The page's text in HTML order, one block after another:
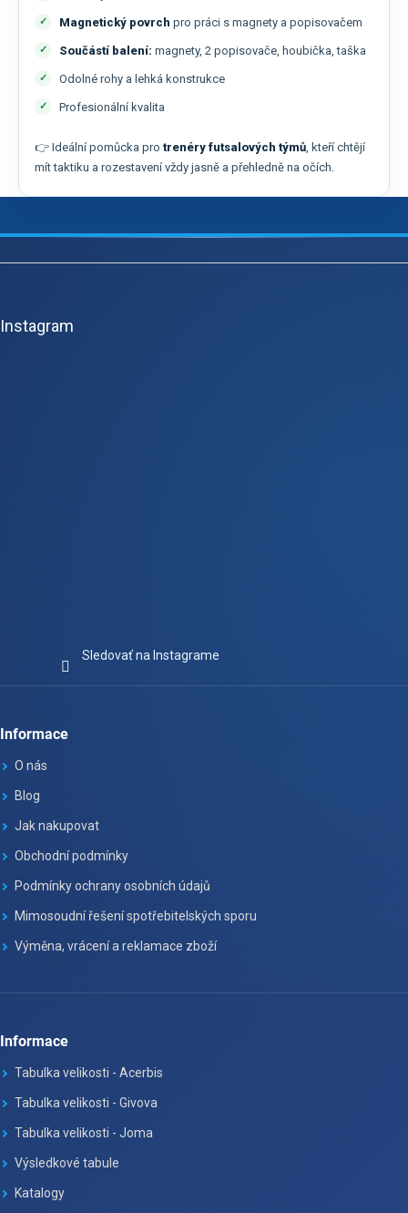
Magnetický povrch pro práci s magnety a popisovačem
Součástí balení: magnety, 2 popisovače, houbička, taška
Odolné rohy a lehká konstrukce
Profesionální kvalita
👉 Ideální pomůcka pro trenéry futsalových týmů , kteří chtějí
mít taktiku a rozestavení vždy jasně a přehledně na očích.
Z
Instagram
Sledovať na Instagrame
Informace
O nás
Blog
Jak nakupovat
Obchodní podmínky
Podmínky ochrany osobních údajů
Mimosoudní řešení spotřebitelských sporu
Výměna, vrácení a reklamace zboží
Informace
Tabulka velikosti - Acerbis
Tabulka velikosti - Givova
Tabulka velikosti - Joma
Výsledkové tabule
Katalogy